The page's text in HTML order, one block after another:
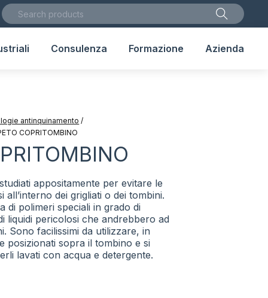
Consulenza Formazione Azienda
antinquinamento /
COPRITOMBINO
appositamente per evitare le
dei grigliati o dei tombini.
di polimeri speciali in grado di
liquidi pericolosi che andrebbero ad
Sono facilissimi da utilizzare, in
posizionati sopra il tombino e si
lavati con acqua e detergente.